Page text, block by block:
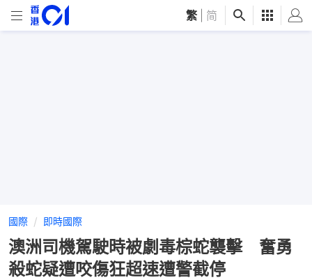
繁 简
國際 即時國際
澳洲司機駕駛時被劇毒棕蛇襲擊 奮勇
殺蛇疑遭咬傷狂超速遭警截停